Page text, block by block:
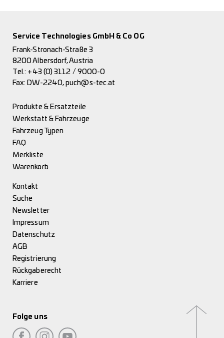
Service Technologies GmbH & Co OG
Frank-Stronach-Straße 3
8200 Albersdorf, Austria
Tel.: +43 (0) 3112 / 9000-0
Fax: DW-2240,puch@s-tec.at
Produkte & Ersatzteile
Werkstatt & Fahrzeuge
Fahrzeug Typen
FAQ
Merkliste
Warenkorb
Kontakt
Suche
Newsletter
Impressum
Datenschutz
AGB
Registrierung
Rückgaberecht
Karriere
Folge uns